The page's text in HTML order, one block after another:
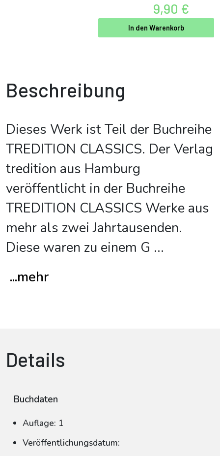
9,90 €
In den Warenkorb
Beschreibung
Dieses Werk ist Teil der Buchreihe
TREDITION CLASSICS. Der Verlag
tredition aus Hamburg
veröffentlicht in der Buchreihe
TREDITION CLASSICS Werke aus
mehr als zwei Jahrtausenden.
Diese waren zu einem G ...
...mehr
Details
Buchdaten
Auflage: 1
Veröffentlichungsdatum: